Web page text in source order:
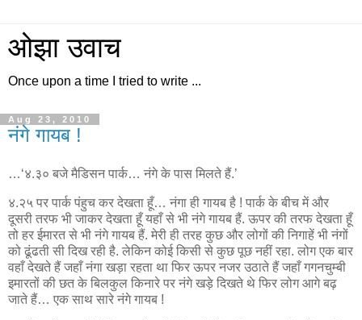
ओझा उवाच
Once upon a time I tried to write ...
Aug 23, 2010
नंगे गायब !
…‘४.३० बजे मैडिसन पार्क… नंगे के पास मिलते हैं.’
४.२५ पर पार्क पंहुच कर देखता हूँ… नंगा ही गायब है ! पार्क के बीच में और
दूसरी तरफ भी जाकर देखता हूँ यहाँ से भी नंगे गायब हैं. ऊपर की तरफ देखता हूँ
तो हर ईमारत से भी नंगे गायब हैं. मेरी ही तरह कुछ और लोगों की निगाहें भी नंगों
को ढूंढती सी दिख रही है. लेकिन कोई किसी से कुछ पूछ नहीं रहा. लोग एक बार
वहाँ देखते हैं जहाँ नंगा खड़ा रहता था फिर ऊपर नजर उठाते हैं जहाँ गगनचुम्बी
इमारतों की छत के बिलकुल किनारे पर नंगे खड़े दिखते थे फिर लोग आगे बढ़
जाते हैं… एक साथ सारे नंगे गायब !